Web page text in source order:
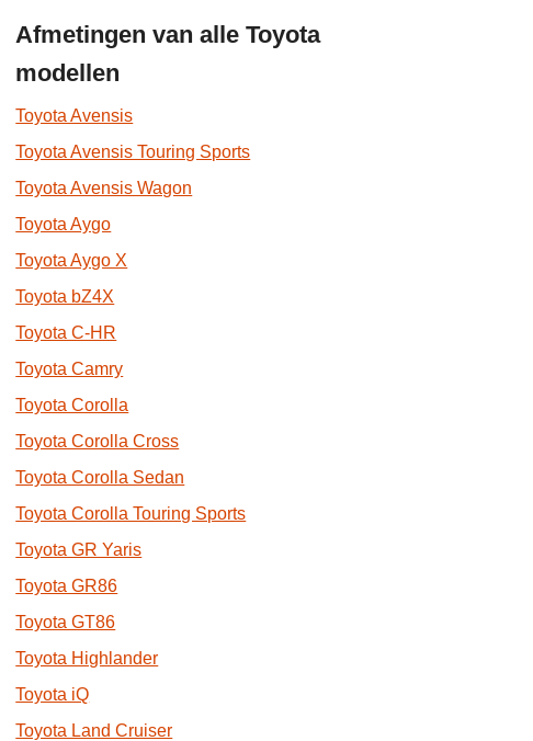
Afmetingen van alle Toyota
modellen
Toyota Avensis
Toyota Avensis Touring Sports
Toyota Avensis Wagon
Toyota Aygo
Toyota Aygo X
Toyota bZ4X
Toyota C-HR
Toyota Camry
Toyota Corolla
Toyota Corolla Cross
Toyota Corolla Sedan
Toyota Corolla Touring Sports
Toyota GR Yaris
Toyota GR86
Toyota GT86
Toyota Highlander
Toyota iQ
Toyota Land Cruiser